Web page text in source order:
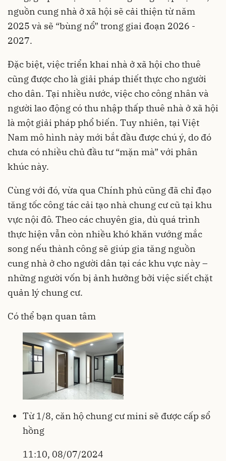
nguồn cung nhà ở xã hội sẽ cải thiện từ năm
2025 và sẽ “bùng nổ” trong giai đoạn 2026 -
2027.
Đặc biệt, việc triển khai nhà ở xã hội cho thuê
cũng được cho là giải pháp thiết thực cho người
cho dân. Tại nhiều nước, việc cho công nhân và
người lao động có thu nhập thấp thuê nhà ở xã hội
là một giải pháp phổ biến. Tuy nhiên, tại Việt
Nam mô hình này mới bắt đầu được chú ý, do đó
chưa có nhiều chủ đầu tư “mặn mà” với phân
khúc này.
Cùng với đó, vừa qua Chính phủ cũng đã chỉ đạo
tăng tốc công tác cải tạo nhà chung cư cũ tại khu
vực nội đô. Theo các chuyên gia, dù quá trình
thực hiện vẫn còn nhiều khó khăn vướng mắc
song nếu thành công sẽ giúp gia tăng nguồn
cung nhà ở cho người dân tại các khu vực này –
những người vốn bị ảnh hưởng bởi việc siết chặt
quản lý chung cư.
Có thể bạn quan tâm
Từ 1/8, căn hộ chung cư mini sẽ được cấp sổ
hồng
11:10, 08/07/2024